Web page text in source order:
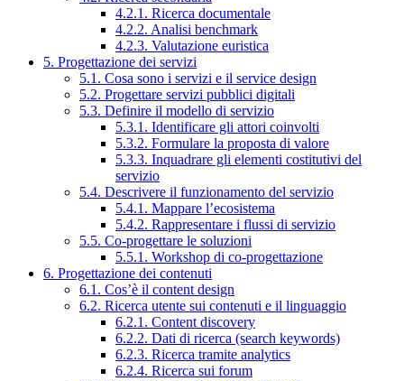
4.2.1. Ricerca documentale
4.2.2. Analisi benchmark
4.2.3. Valutazione euristica
5. Progettazione dei servizi
5.1. Cosa sono i servizi e il service design
5.2. Progettare servizi pubblici digitali
5.3. Definire il modello di servizio
5.3.1. Identificare gli attori coinvolti
5.3.2. Formulare la proposta di valore
5.3.3. Inquadrare gli elementi costitutivi del
servizio
5.4. Descrivere il funzionamento del servizio
5.4.1. Mappare l’ecosistema
5.4.2. Rappresentare i flussi di servizio
5.5. Co-progettare le soluzioni
5.5.1. Workshop di co-progettazione
6. Progettazione dei contenuti
6.1. Cos’è il content design
6.2. Ricerca utente sui contenuti e il linguaggio
6.2.1. Content discovery
6.2.2. Dati di ricerca (search keywords)
6.2.3. Ricerca tramite analytics
6.2.4. Ricerca sui forum